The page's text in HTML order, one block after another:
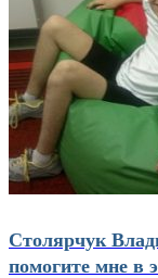
Столярчук
помогите мне в